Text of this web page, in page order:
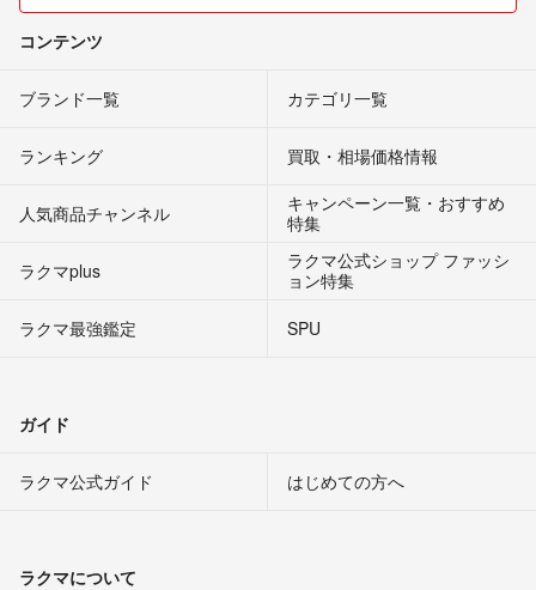
コンテンツ
ブランド一覧 カテゴリ一覧
ランキング 買取・相場価格情報
人気商品チャンネル
キャンペーン一覧・おすすめ
特集
ラクマplus
ラクマ公式ショップ ファッシ
ョン特集
ラクマ最強鑑定
SPU
ガイド
ラクマ公式ガイド はじめての方へ
ラクマについて